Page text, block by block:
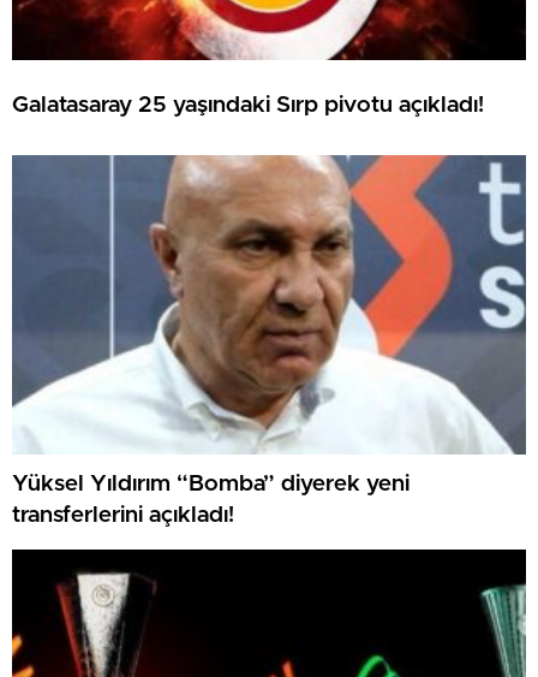
Galatasaray 25 yaşındaki Sırp pivotu açıkladı!
Yüksel Yıldırım “Bomba” diyerek yeni
transferlerini açıkladı!